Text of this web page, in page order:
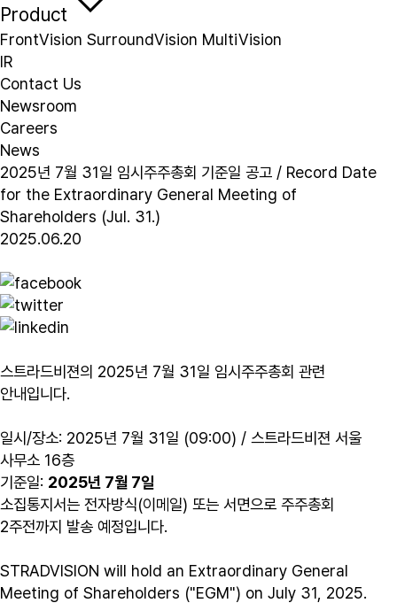
Product
FrontVision SurroundVision MultiVision
IR
Contact Us
Newsroom
Careers
News
2025년 7월 31일 임시주주총회 기준일 공고 / Record Date
for the Extraordinary General Meeting of
Shareholders (Jul. 31.)
2025.06.20
스트라드비젼의 2025년 7월 31일 임시주주총회 관련
안내입니다.
일시/장소: 2025년 7월 31일 (09:00) / 스트라드비젼 서울
사무소 16층
기준일: 2025년 7월 7일
소집통지서는 전자방식(이메일) 또는 서면으로 주주총회
2주전까지 발송 예정입니다.
STRADVISION will hold an Extraordinary General
Meeting of Shareholders ("EGM") on July 31, 2025.